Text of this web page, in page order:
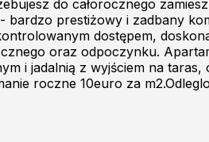
do całorocznego
prestiżowy i zadbany
dostępem,
oraz odpoczynku.
i jadalnią z wyjściem na taras,
roczne 10euro za